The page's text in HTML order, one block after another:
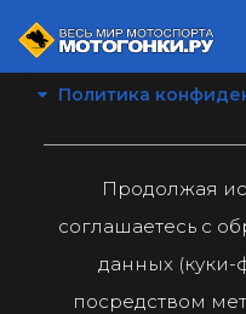
Политика
Продолжая
соглашаетесь с
данных
посредством